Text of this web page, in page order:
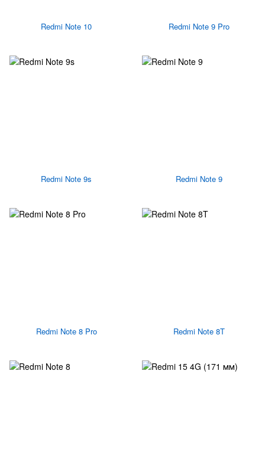
Redmi Note 10 Redmi Note 9 Pro
Redmi Note 9s Redmi Note 9
Redmi Note 8 Pro Redmi Note 8T